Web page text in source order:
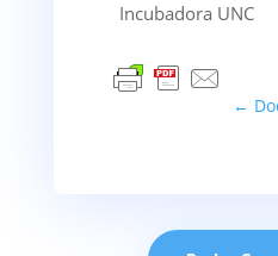
Incubadora UNC
←